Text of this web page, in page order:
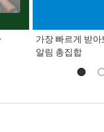
가장 빠르게 받
알림 총집합